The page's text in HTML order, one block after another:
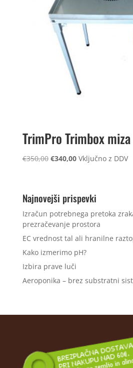
TrimPro Trimbox miza
€350,00 Izvirna
bila:
€350,00.
€340,00Trenutna
€340,00.
Vključno z DDV
Najnovejši prispevki
Izračun potrebnega pretoka
prezračevanje prostora
EC vrednost tal ali hranilne
Kako izmerimo pH?
Izbira prave luči
Aeroponika – brez substratni